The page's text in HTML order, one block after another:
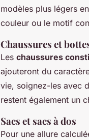
modèles plus légers
couleur ou le motif
Chaussures et
Les chaussures
ajouteront du
vie, soignez-les avec
restent également un
Sacs et sacs à dos
Pour une allure